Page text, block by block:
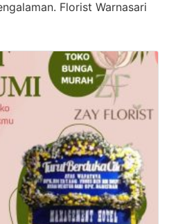
Florist Warnasari